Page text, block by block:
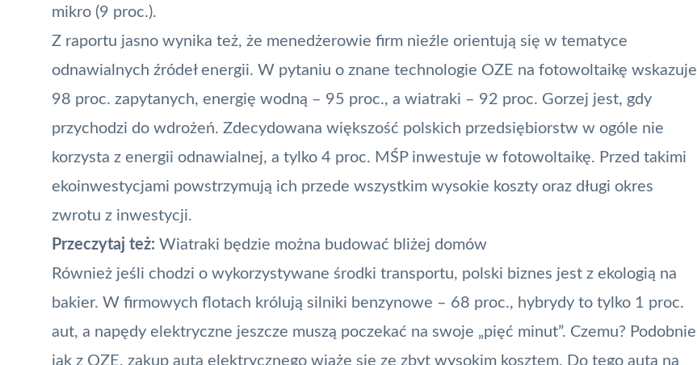
mikro (9 proc.).
Z raportu jasno wynika też, że menedżerowie firm nieźle orientują się w tematyce
odnawialnych źródeł energii. W pytaniu o znane technologie OZE na fotowoltaikę wskazuje
98 proc. zapytanych, energię wodną – 95 proc., a wiatraki – 92 proc. Gorzej jest, gdy
przychodzi do wdrożeń. Zdecydowana większość polskich przedsiębiorstw w ogóle nie
korzysta z energii odnawialnej, a tylko 4 proc. MŚP inwestuje w fotowoltaikę. Przed takimi
ekoinwestycjami powstrzymują ich przede wszystkim wysokie koszty oraz długi okres
zwrotu z inwestycji.
Przeczytaj też: Wiatraki będzie można budować bliżej domów
Również jeśli chodzi o wykorzystywane środki transportu, polski biznes jest z ekologią na
bakier. W firmowych flotach królują silniki benzynowe – 68 proc., hybrydy to tylko 1 proc.
aut, a napędy elektryczne jeszcze muszą poczekać na swoje „pięć minut”. Czemu? Podobnie
jak z OZE, zakup auta elektrycznego wiąże się ze zbyt wysokim kosztem. Do tego auta na